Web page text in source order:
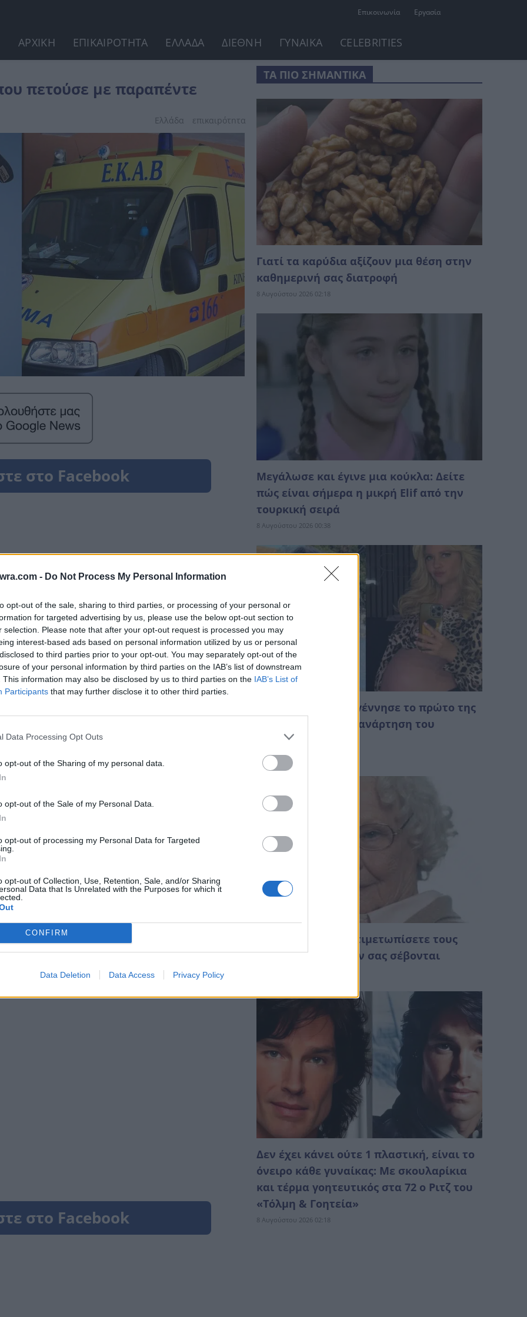
- Do Not Process My Personal Information
opt-out of the sale, sharing to third parties, or processing of your personal or
for targeted advertising by us, please use the below opt-out section to
selection. Please note that after your opt-out request is processed you may
interest-based ads based on personal information utilized by us or personal
to third parties prior to your opt-out. You may separately opt-out of the
of your personal information by third parties on the IAB’s list of downstream
This information may also be disclosed by us to third parties on the IAB’s List of
Participants that may further disclose it to other third parties.
Data Processing Opt Outs
opt-out of the Sharing of my personal data.
opt-out of the Sale of my Personal Data.
opt-out of processing my Personal Data for Targeted
opt-out of Collection, Use, Retention, Sale, and/or Sharing
Data that Is Unrelated with the Purposes for which it
CONFIRM
Data Deletion Data Access Privacy Policy
Επικοινωνία Εργασία
ΑΡΧΙΚΗ ΕΠΙΚΑΙΡΟΤΗΤΑ ΕΛΛΑΔΑ ΔΙΕΘΝΗ ΓΥΝΑΙΚΑ CELEBRITIES
πετούσε με παραπέντε
Ελλάδα επικαιpότnτα
καθώς εντοπίστηκε νεκρός
πτήση με αλεξίπτωτο
τα ίχνη τους.
από τη Λαμία, δυνάμεις της Πυροσβεστικής
ΤΑ ΠΙΟ ΣΗΜΑΝΤΙΚΑ
Γιατί τα καρύδια αξίζουν μια θέση στην
καθημερινή σας διατροφή
8 Αυγούστου 2026 02:18
Μεγάλωσε και έγινε μια κούκλα: Δείτε
πώς είναι σήμερα η μικρή Elif από την
τουρκική σειρά
8 Αυγούστου 2026 00:38
Η Λίλα Μπακλέση γέννησε το πρώτο της
παιδί – Η τρυφερή ανάρτηση του
συντρόφου της
8 Αυγούστου 2026 00:07
5 τρόποι για να αντιμετωπίσετε τους
ανθρώπους που δεν σας σέβονται
Δεν έχει κάνει ούτε 1 πλαστική, είναι το
όνειρο κάθε γυναίκας: Με σκουλαρίκια
και τέρμα γοητευτικός στα 72 ο Ριτζ του
«Τόλμη & Γοητεία»
8 Αυγούστου 2026 02:18